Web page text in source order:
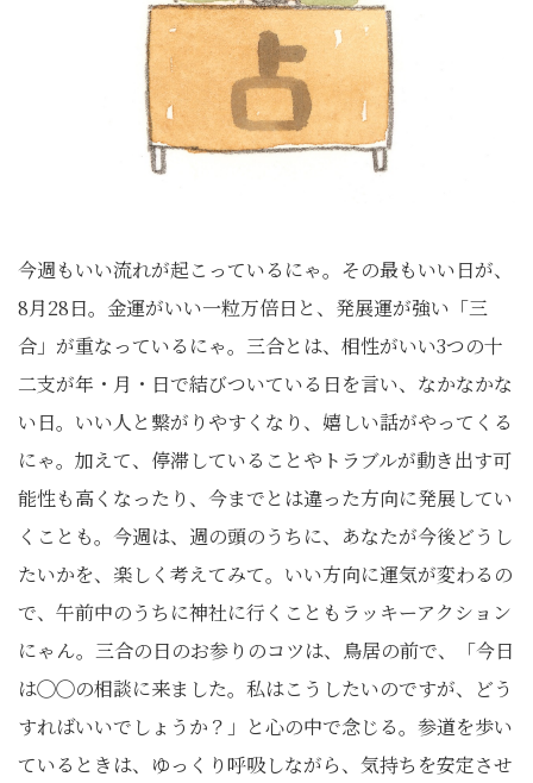
今週もいい流れが起こっているにゃ。その最もいい日が、
8月28日。金運がいい一粒万倍日と、発展運が強い「三
合」が重なっているにゃ。三合とは、相性がいい3つの十
二支が年・月・日で結びついている日を言い、なかなかな
い日。いい人と繋がりやすくなり、嬉しい話がやってくる
にゃ。加えて、停滞していることやトラブルが動き出す可
能性も高くなったり、今までとは違った方向に発展してい
くことも。今週は、週の頭のうちに、あなたが今後どうし
たいかを、楽しく考えてみて。いい方向に運気が変わるの
で、午前中のうちに神社に行くこともラッキーアクション
にゃん。三合の日のお参りのコツは、鳥居の前で、「今日
は◯◯の相談に来ました。私はこうしたいのですが、どう
すればいいでしょうか？」と心の中で念じる。参道を歩い
ているときは、ゆっくり呼吸しながら、気持ちを安定させ